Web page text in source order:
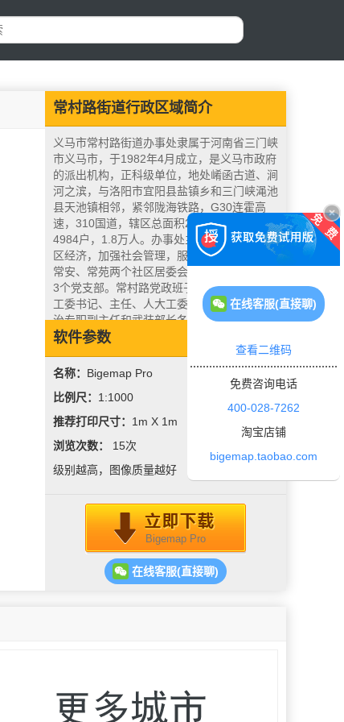
常村路街道行政区域简介
义马市常村路街道办事处隶属于河南省三门峡
市义马市，于1982年4月成立，是义马市政府
的派出机构，正科级单位，地处崤函古道、涧
河之滨，与洛阳市宜阳县盐镇乡和三门峡渑池
县天池镇相邻，紧邻陇海铁路，G30连霍高
速，310国道，辖区总面积2.6平方公里，共
4984户，1.8万人。办事处主要职能是发展辖
区经济，加强社会管理，服务辖区群众，下辖
常安、常苑两个社区居委会。常村路党工委设
3个党支部。常村路党政班子成员8人，设党
工委书记、主任、人大工委主任、副书记、综
治专职副主任和武装部长各1人，副主任2
人。办事处机关内设党政办公室、社会经济办
公室、城市管理办公室、社区发展服务中心、
综合执法大队、民政所、残联办、卫计办、武
装部等，下派部门有司法所、社保所。辖区有
省属国有企业河南能源义煤集团常村煤矿。
软件参数
名称： Bigemap Pro
比例尺： 1:1000
推荐打印尺寸： 1m X 1m
浏览次数： 15次
级别越高，图像质量越好
Bigemap Pro
在线客服(直接聊)
在线客服(直接聊)
查看二维码
免费咨询电话
400-028-7262
淘宝店铺
bigemap.taobao.com